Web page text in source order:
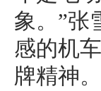
象。”张
感的机
牌精神。